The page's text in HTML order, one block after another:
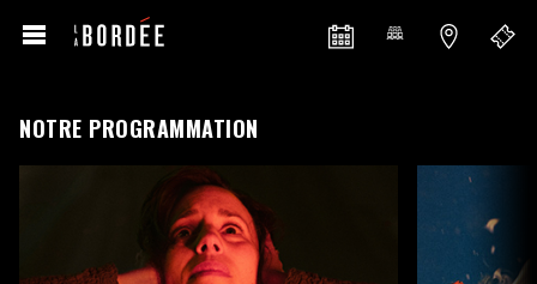
NOTRE PROGRAMMATION